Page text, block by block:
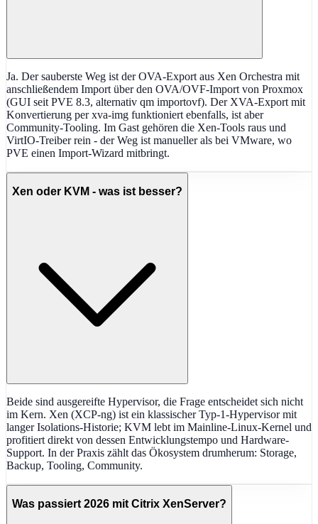
Ja. Der sauberste Weg ist der OVA-Export aus Xen Orchestra mit
anschließendem Import über den OVA/OVF-Import von Proxmox
(GUI seit PVE 8.3, alternativ qm importovf). Der XVA-Export mit
Konvertierung per xva-img funktioniert ebenfalls, ist aber
Community-Tooling. Im Gast gehören die Xen-Tools raus und
VirtIO-Treiber rein - der Weg ist manueller als bei VMware, wo
PVE einen Import-Wizard mitbringt.
Xen oder KVM - was ist besser?
Beide sind ausgereifte Hypervisor, die Frage entscheidet sich nicht
im Kern. Xen (XCP-ng) ist ein klassischer Typ-1-Hypervisor mit
langer Isolations-Historie; KVM lebt im Mainline-Linux-Kernel und
profitiert direkt von dessen Entwicklungstempo und Hardware-
Support. In der Praxis zählt das Ökosystem drumherum: Storage,
Backup, Tooling, Community.
Was passiert 2026 mit Citrix XenServer?